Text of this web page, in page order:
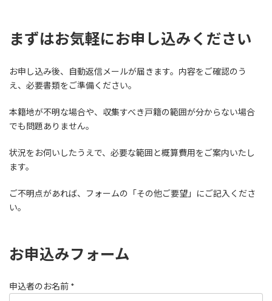
まずはお気軽にお申し込みください
お申し込み後、自動返信メールが届きます。内容をご確認のう
え、必要書類をご準備ください。
本籍地が不明な場合や、収集すべき戸籍の範囲が分からない場合
でも問題ありません。
状況をお伺いしたうえで、必要な範囲と概算費用をご案内いたし
ます。
ご不明点があれば、フォームの「その他ご要望」にご記入くださ
い。
お申込みフォーム
申込者のお名前 *